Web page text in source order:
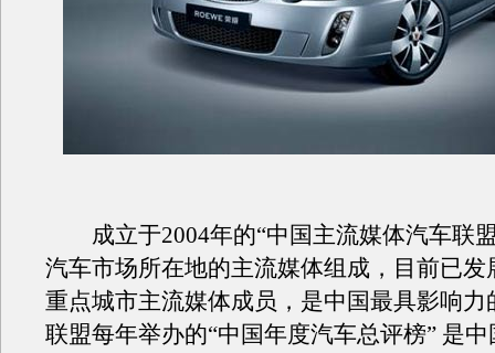
成立于2004年的“中国主流媒体汽车联
汽车市场所在地的主流媒体组成，目前已发
重点城市主流媒体成员，是中国最具影响力
联盟每年举办的“中国年度汽车总评榜” 是